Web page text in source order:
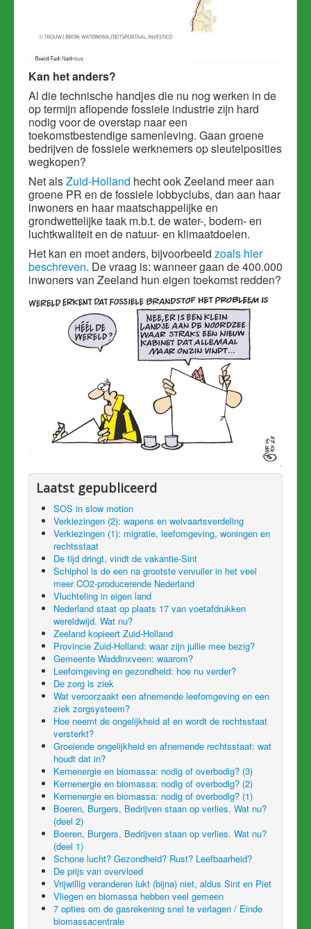
Kan het anders?
Al die technische handjes die nu nog werken in de
op termijn aflopende fossiele industrie zijn hard
nodig voor de overstap naar een
toekomstbestendige samenleving. Gaan groene
bedrijven de fossiele werknemers op sleutelposities
wegkopen?
Net alsZuid-Holland hecht ook Zeeland meer aan
groene PR en de fossiele lobbyclubs, dan aan haar
inwoners en haar maatschappelijke en
grondwettelijke taak m.b.t. de water-, bodem- en
luchtkwaliteit en de natuur- en klimaatdoelen.
Het kan en moet anders, bijvoorbeeld zoals hier
beschreven. De vraag is: wanneer gaan de 400.000
inwoners van Zeeland hun eigen toekomst redden?
Laatst gepubliceerd
SOS in slow motion
Verkiezingen (2): wapens en welvaartsverdeling
Verkiezingen (1): migratie, leefomgeving, woningen en
rechtsstaat
De tijd dringt, vindt de vakantie-Sint
Schiphol is de een na grootste vervuiler in het veel
meer CO2-producerende Nederland
Vluchteling in eigen land
Nederland staat op plaats 17 van voetafdrukken
wereldwijd. Wat nu?
Zeeland kopieert Zuid-Holland
Provincie Zuid-Holland: waar zijn jullie mee bezig?
Gemeente Waddinxveen: waarom?
Leefomgeving en gezondheid: hoe nu verder?
De zorg is ziek
Wat veroorzaakt een afnemende leefomgeving en een
ziek zorgsysteem?
Hoe neemt de ongelijkheid af en wordt de rechtsstaat
versterkt?
Groeiende ongelijkheid en afnemende rechtsstaat: wat
houdt dat in?
Kernenergie en biomassa: nodig of overbodig? (3)
Kernenergie en biomassa: nodig of overbodig? (2)
Kernenergie en biomassa: nodig of overbodig? (1)
Boeren, Burgers, Bedrijven staan op verlies. Wat nu?
(deel 2)
Boeren, Burgers, Bedrijven staan op verlies. Wat nu?
(deel 1)
Schone lucht? Gezondheid? Rust? Leefbaarheid?
De prijs van overvloed
Vrijwillig veranderen lukt (bijna) niet, aldus Sint en Piet
Vliegen en biomassa hebben veel gemeen
7 opties om de gasrekening snel te verlagen / Einde
biomassacentrale